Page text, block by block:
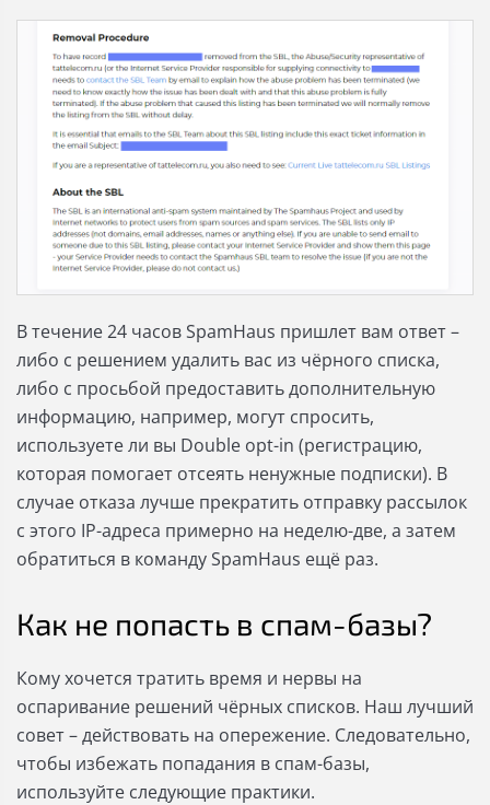
В течение 24 часов SpamHaus пришлет вам ответ –
либо с решением удалить вас из чёрного списка,
либо с просьбой предоставить дополнительную
информацию, например, могут спросить,
используете ли вы Double opt-in (регистрацию,
которая помогает отсеять ненужные подписки). В
случае отказа лучше прекратить отправку рассылок
с этого IP-адреса примерно на неделю-две, а затем
обратиться в команду SpamHaus ещё раз.
Как не попасть в спам-базы?
Кому хочется тратить время и нервы на
оспаривание решений чёрных списков. Наш лучший
совет – действовать на опережение. Следовательно,
чтобы избежать попадания в спам-базы,
используйте следующие практики.